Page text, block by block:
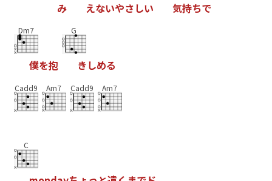
み えないやさしい 気持ちで
Dm7
僕を抱
G
き しめる
Cadd9 Am7 Cadd9 Am7
C